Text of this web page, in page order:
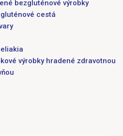
bezgluténové výrobky
cestá
výrobky hradené zdravotnou